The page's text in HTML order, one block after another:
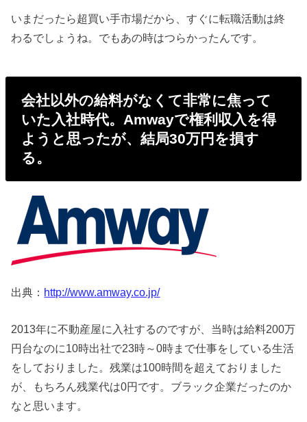
いまだったら超買い手市場だから、すぐに転職活動は終
わるでしょうね。でもあの時はつらかったんです。
会社以外の給料がなくて非常に焦って
いた入社時代。Amwayで権利収入を得
ようと思ったが、結局30万円を損す
る。
出典： http://www.amway.co.jp/
2013年に不動産屋に入社するのですが、当時は給料200万
円台なのに10時出社で23時～0時まで仕事をしている生活
をしておりました。残業は100時間を超えておりました
が、もちろん残業代は0円です。ブラック企業だったのか
なと思います。